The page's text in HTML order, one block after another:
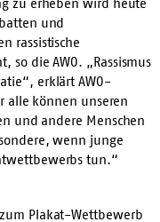
zu erheben wird heute
und
rassistische
so die AWO. „Rassismus
erklärt AWO-
alle können unseren
und andere Menschen
wenn junge
tun.“
Plakat-Wettbewerb